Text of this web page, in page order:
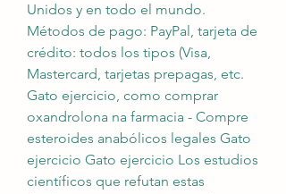
Unidos y en todo el mundo.
Métodos de pago: PayPal, tarjeta de
crédito: todos los tipos (Visa,
Mastercard, tarjetas prepagas, etc.
Gato ejercicio, como comprar
oxandrolona na farmacia - Compre
esteroides anabólicos legales Gato
ejercicio Gato ejercicio Los estudios
científicos que refutan estas